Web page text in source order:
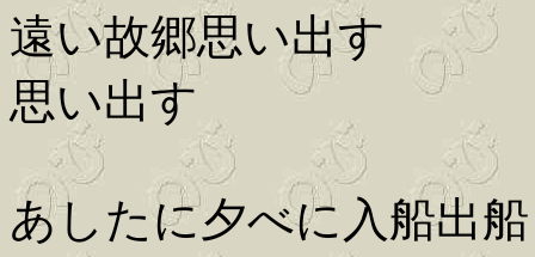
遠い故郷思い出す
思い出す
あしたに夕べに入船出船